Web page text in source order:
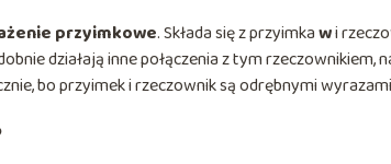
przyimkowe. Składa się z przyimkawi
działają inne połączenia z tym rzeczownikiem,
bo przyimek i rzeczownik są odrębnymi